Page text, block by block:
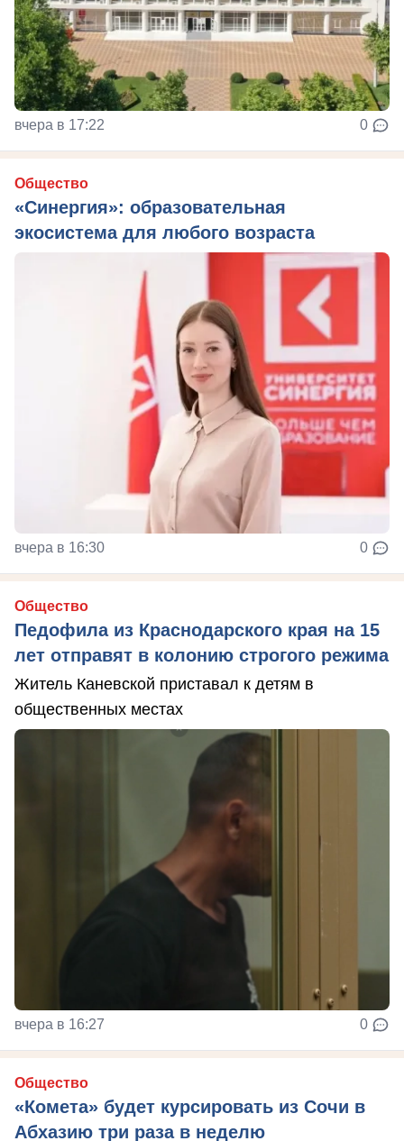
вчера в 17:22 0
Общество
«Синергия»: образовательная
экосистема для любого возраста
вчера в 16:30 0
Общество
Педофила из Краснодарского края на 15
лет отправят в колонию строгого режима
Житель Каневской приставал к детям в
общественных местах
вчера в 16:27 0
Общество
«Комета» будет курсировать из Сочи в
Абхазию три раза в неделю